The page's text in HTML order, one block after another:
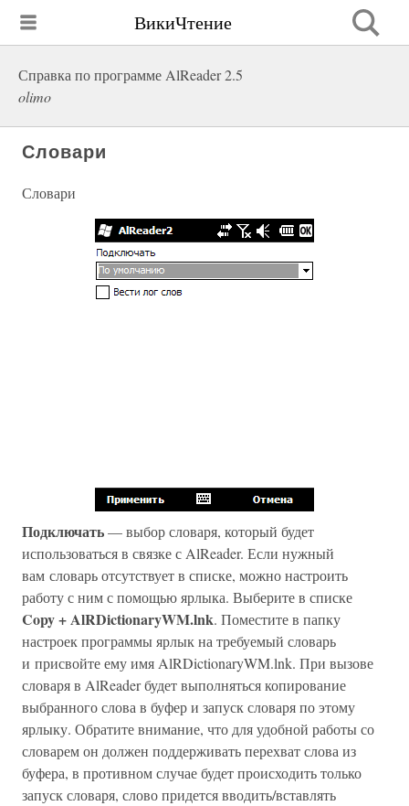
ВикиЧтение
Справка по программе AlReader 2.5
olimo
Словари
Словари
Подключать— выбор словаря, который будет
использоваться в связке с AlReader. Если нужный
вам словарь отсутствует в списке, можно настроить
работу с ним с помощью ярлыка. Выберите в списке
Copy + AlRDictionaryWM.lnk. Поместите в папку
настроек программы ярлык на требуемый словарь
и присвойте ему имя AlRDictionaryWM.lnk. При вызове
словаря в AlReader будет выполняться копирование
выбранного слова в буфер и запуск словаря по этому
ярлыку. Обратите внимание, что для удобной работы со
словарем он должен поддерживать перехват слова из
буфера, в противном случае будет происходить только
запуск словаря, слово придется вводить/вставлять